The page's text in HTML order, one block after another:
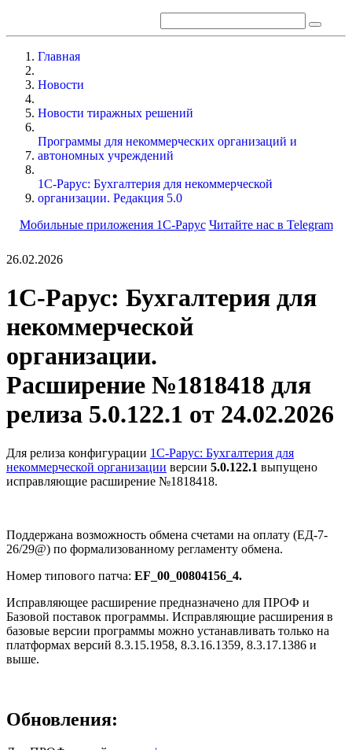
Главная
Новости
Новости тиражных решений
Программы для некоммерческих организаций и
автономных учреждений
1С-Рарус: Бухгалтерия для некоммерческой
организации. Редакция 5.0
Мобильные приложения 1С-Рарус Читайте нас в Telegram
26.02.2026
1С-Рарус: Бухгалтерия для
некоммерческой
организации.
Расширение №1818418 для
релиза 5.0.122.1 от 24.02.2026
Для релиза конфигурации 1С-Рарус: Бухгалтерия для
некоммерческой организации версии 5.0.122.1 выпущено
исправляющие расширение №1818418.
Поддержана возможность обмена счетами на оплату (ЕД-7-
26/29@) по формализованному регламенту обмена.
Номер типового патча: EF_00_00804156_4.
Исправляющее расширение предназначено для ПРОФ и
Базовой поставок программы. Исправляющие расширения в
базовые версии программы можно устанавливать только на
платформах версий 8.3.15.1958, 8.3.16.1359, 8.3.17.1386 и
выше.
Обновления: